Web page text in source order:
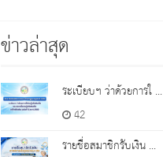
ข่าวล่าสุด
ระเบียบฯ ว่าด้วยการใ ...
42
รายชื่อสมาชิกรับเงิน ...